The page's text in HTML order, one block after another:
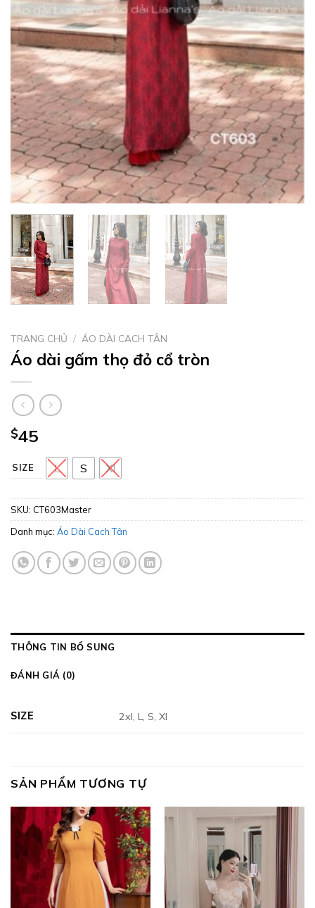
TRANG CHỦ / ÁO DÀI CACH TÂN
Áo dài gấm thọ đỏ cổ tròn
$45
SIZE L S Xl
SKU: CT603Master
Danh mục: Áo Dài Cach Tân
THÔNG TIN BỔ SUNG
ĐÁNH GIÁ (0)
SIZE 2xl, L, S, Xl
SẢN PHẨM TƯƠNG TỰ